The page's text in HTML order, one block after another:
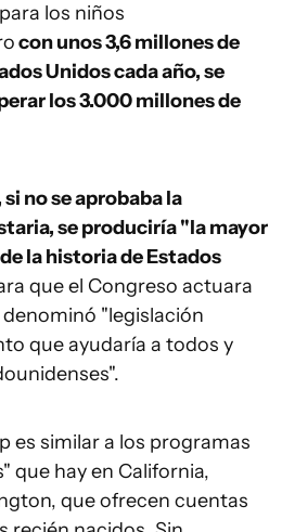
los niños
con unos 3,6 millones de
Unidos cada año, se
los 3.000 millones de
no se aprobaba la
se produciría "la mayor
la historia de Estados
que el Congreso actuara
"legislación
que ayudaría a todos y
es similar a los programas
que hay en California,
que ofrecen cuentas